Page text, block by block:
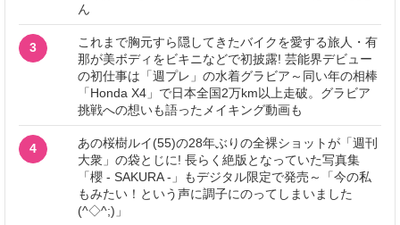
ん
3
これまで胸元すら隠してきたバイクを愛する旅人・有
那が美ボディをビキニなどで初披露! 芸能界デビュー
の初仕事は「週プレ」の水着グラビア～同い年の相棒
「Honda X4」で日本全国2万km以上走破。グラビア
挑戦への想いも語ったメイキング動画も
4
あの桜樹ルイ(55)の28年ぶりの全裸ショットが「週刊
大衆」の袋とじに! 長らく絶版となっていた写真集
「櫻 - SAKURA -」もデジタル限定で発売～「今の私
もみたい！という声に調子にのってしまいました
(^◇^;)」